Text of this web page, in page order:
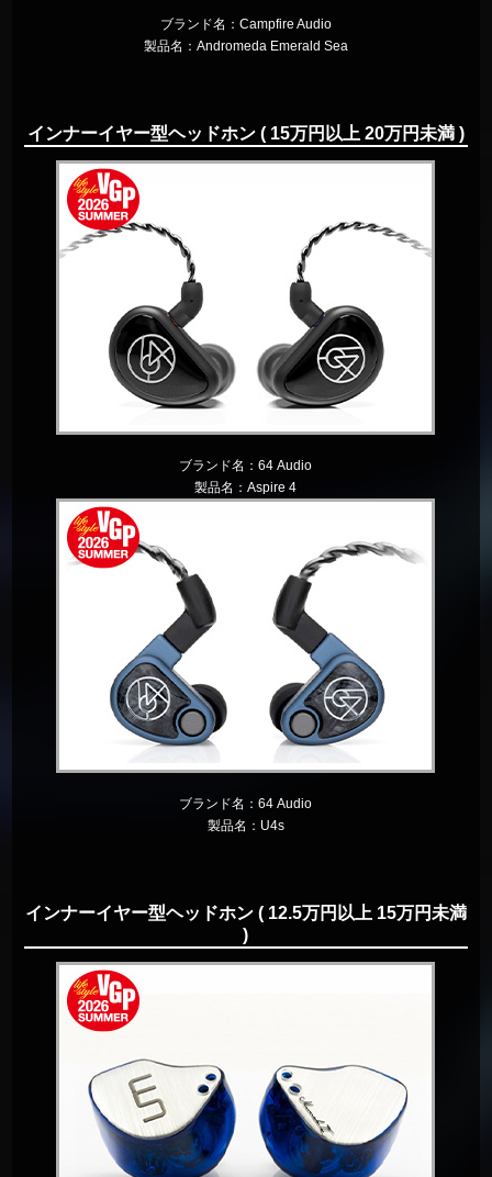
ブランド名： Campfire Audio
製品名： Andromeda Emerald Sea
インナーイヤー型ヘッドホン ( 15万円以上 20万円未満 )
ブランド名：64 Audio
製品名：Aspire 4
ブランド名：64 Audio
製品名： U4s
インナーイヤー型ヘッドホン ( 12.5万円以上 15万円未満
)